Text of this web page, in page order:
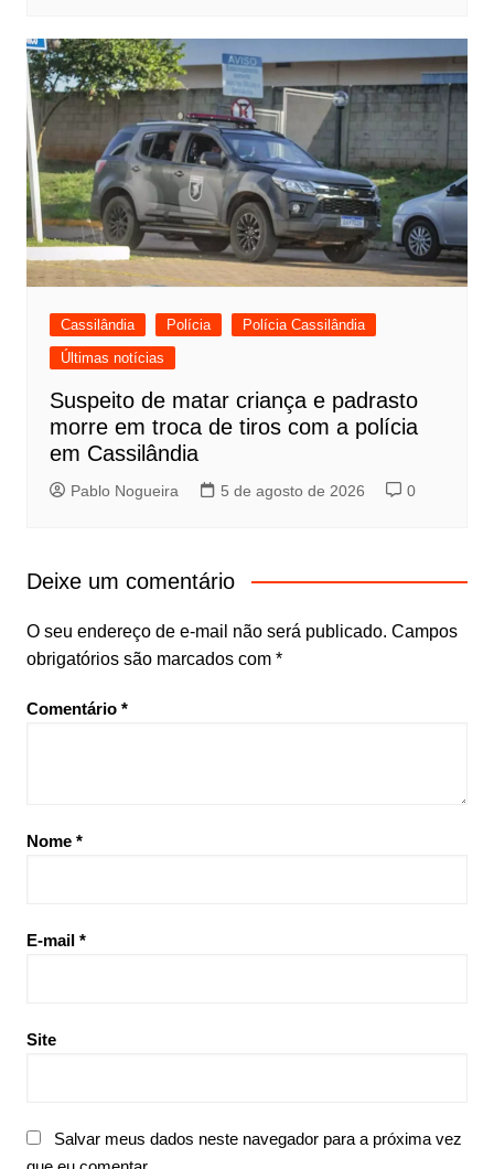
Cassilândia Polícia
Polícia Cassilândia
Últimas notícias
Suspeito de matar criança e padrasto
morre em troca de tiros com a polícia
em Cassilândia
Pablo Nogueira 5 de agosto de 2026 0
Deixe um comentário
O seu endereço de e-mail não será publicado. Campos
obrigatórios são marcados com *
Comentário *
Nome *
E-mail *
Site
Salvar meus dados neste navegador para a próxima vez